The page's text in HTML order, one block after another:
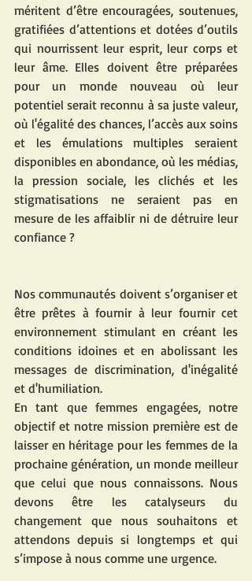
méritent d’être encouragées, soutenues,
gratifiées d’attentions et dotées d’outils
qui nourrissent leur esprit, leur corps et
leur âme. Elles doivent être préparées
pour un monde nouveau où leur
potentiel serait reconnu à sa juste valeur,
où l'égalité des chances, l’accès aux soins
et les émulations multiples seraient
disponibles en abondance, où les médias,
la pression sociale, les clichés et les
stigmatisations ne seraient pas en
mesure de les affaiblir ni de détruire leur
confiance ?
Nos communautés doivent s’organiser et
être prêtes à fournir à leur fournir cet
environnement stimulant en créant les
conditions idoines et en abolissant les
messages de discrimination, d'inégalité
et d'humiliation.
En tant que femmes engagées, notre
objectif et notre mission première est de
laisser en héritage pour les femmes de la
prochaine génération, un monde meilleur
que celui que nous connaissons. Nous
devons être les catalyseurs du
changement que nous souhaitons et
attendons depuis si longtemps et qui
s’impose à nous comme une urgence.